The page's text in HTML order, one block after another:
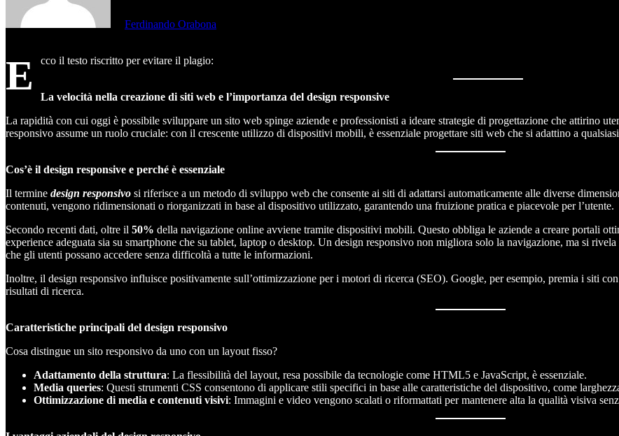
Ferdinando Orabona
E cco il testo riscritto per evitare il plagio:
La velocità nella creazione di siti web e l’importanza del design responsive
La rapidità con cui oggi è possibile sviluppare un sito web spinge aziende e professionisti a ideare strategie di progettazione che attirino
responsivo assume un ruolo cruciale: con il crescente utilizzo di dispositivi mobili, è essenziale progettare siti web che si adattino a
Cos’è il design responsive e perché è essenziale
Il termine design responsivo si riferisce a un metodo di sviluppo web che consente ai siti di adattarsi automaticamente alle diverse
contenuti, vengono ridimensionati o riorganizzati in base al dispositivo utilizzato, garantendo una fruizione pratica e piacevole per l’utente.
Secondo recenti dati, oltre il 50% della navigazione online avviene tramite dispositivi mobili. Questo obbliga le aziende a creare portali
experience adeguata sia su smartphone che su tablet, laptop o desktop. Un design responsivo non migliora solo la navigazione, ma si
che gli utenti possano accedere senza difficoltà a tutte le informazioni.
Inoltre, il design responsivo influisce positivamente sull’ottimizzazione per i motori di ricerca (SEO). Google, per esempio, premia i siti
risultati di ricerca.
Caratteristiche principali del design responsivo
Cosa distingue un sito responsivo da uno con un layout fisso?
Adattamento della struttura: La flessibilità del layout, resa possibile da tecnologie come HTML5 e JavaScript, è essenziale.
Media queries: Questi strumenti CSS consentono di applicare stili specifici in base alle caratteristiche del dispositivo, come
Ottimizzazione di media e contenuti visivi: Immagini e video vengono scalati o riformattati per mantenere alta la qualità visiva